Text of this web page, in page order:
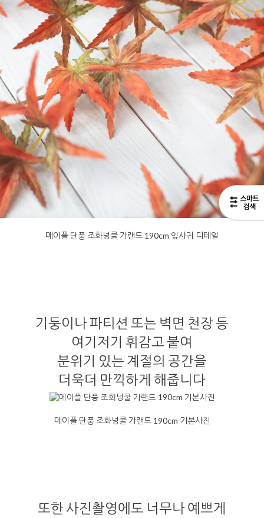
메이플 단풍 조화넝쿨 가랜드 190cm 잎사귀 디테일
기둥이나 파티션 또는 벽면 천장 등
여기저기 휘감고 붙여
분위기 있는 계절의 공간을
더욱더 만끽하게 해줍니다
메이플 단풍 조화넝쿨 가랜드 190cm 기본사진
또한 사진촬영에도 너무나 예쁘게